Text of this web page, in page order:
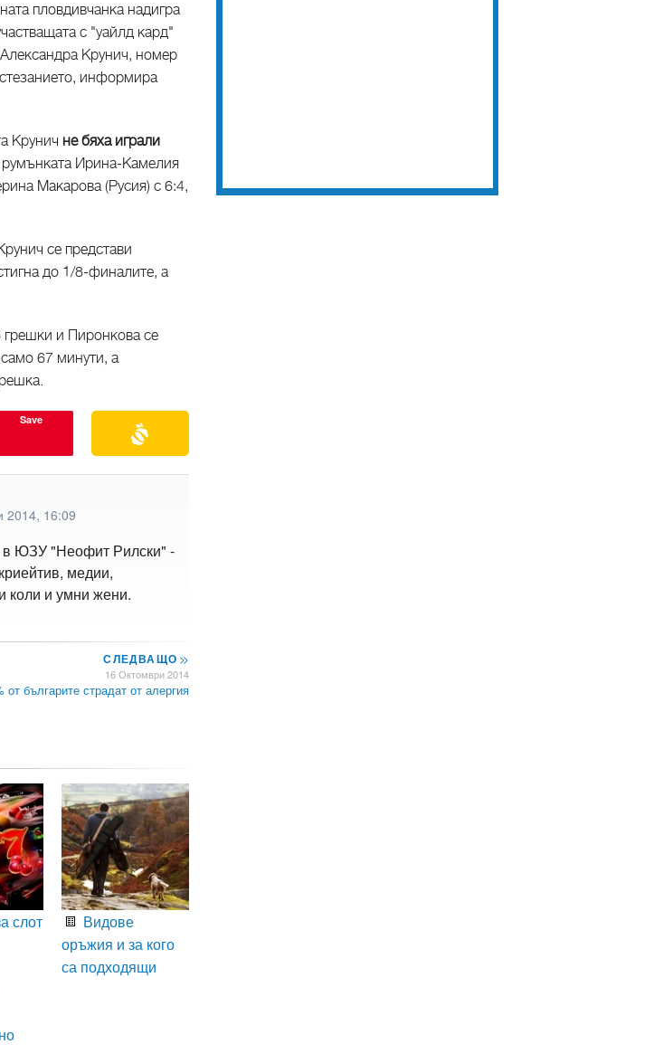
пловдивчанка надигра
с "уайлд кард"
Крунич, номер
информира
Крунич не бяха играли
Ирина-Камелия
Макарова (Русия) с 6:4,
се представи
до 1/8-финалите, а
грешки и Пиронкова се
67 минути, а
Save
2014, 16:09
в ЮЗУ "Неофит Рилски" -
медии,
коли и умни жени.
СЛЕДВАЩО>>
16 Октомври 2014
от българите страдат от алергия
слот
Видове
оръжия и за кого
са подходящи